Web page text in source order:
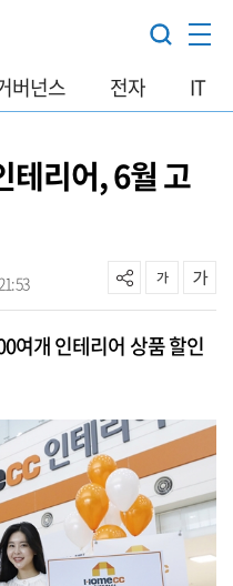
버넌스 전자 IT
테리어, 6월 고
여개 인테리어 상품 할인